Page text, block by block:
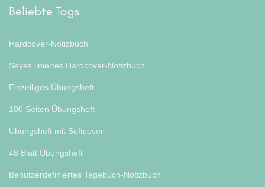
Beliebte Tags
Hardcover-Notizbuch
Seyes liniertes Hardcover-Notizbuch
Einzeiliges Übungsheft
100 Seiten Übungsheft
Übungsheft mit Softcover
48 Blatt Übungsheft
Benutzerdefiniertes Tagebuch-Notizbuch